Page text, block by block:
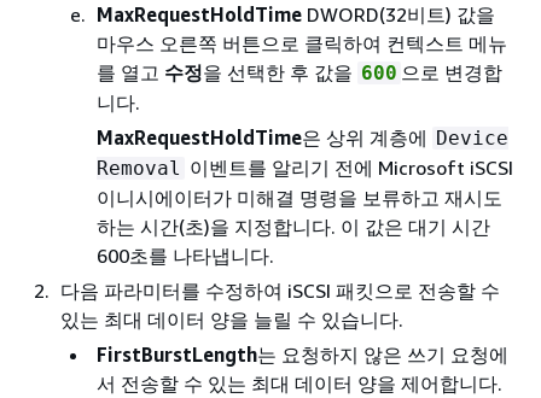
MaxRequestHoldTime DWORD(32비트) 값을
마우스 오른쪽 버튼으로 클릭하여 컨텍스트 메뉴
를 열고 수정을 선택한 후 값을 600 으로 변경합
니다.
MaxRequestHoldTime은 상위 계층에 Device
Removal
이벤트를 알리기 전에 Microsoft iSCSI
이니시에이터가 미해결 명령을 보류하고 재시도
하는 시간(초)을 지정합니다. 이 값은 대기 시간
600초를 나타냅니다.
다음 파라미터를 수정하여 iSCSI 패킷으로 전송할 수
있는 최대 데이터 양을 늘릴 수 있습니다.
FirstBurstLength는 요청하지 않은 쓰기 요청에
서 전송할 수 있는 최대 데이터 양을 제어합니다.